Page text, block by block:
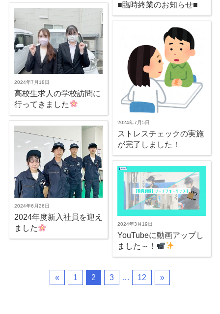
■臨時終業のお知らせ■
2024年7月18日
高校生求人の学校訪問に
行ってきました
2024年7月5日
ストレスチェックの実施
が完了しました！
2024年6月26日
2024年度新入社員を迎え
ました
2024年3月19日
YouTubeに動画アップし
ました～！
« 1 2 3 … 12 »